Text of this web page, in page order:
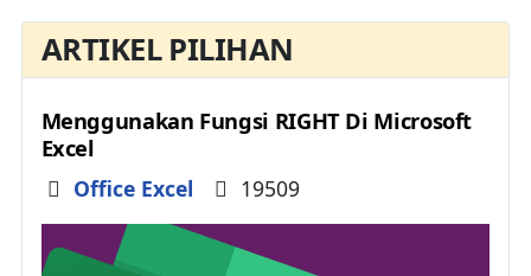
ARTIKEL PILIHAN
Menggunakan Fungsi RIGHT Di Microsoft
Excel
Details
Office Excel 19509